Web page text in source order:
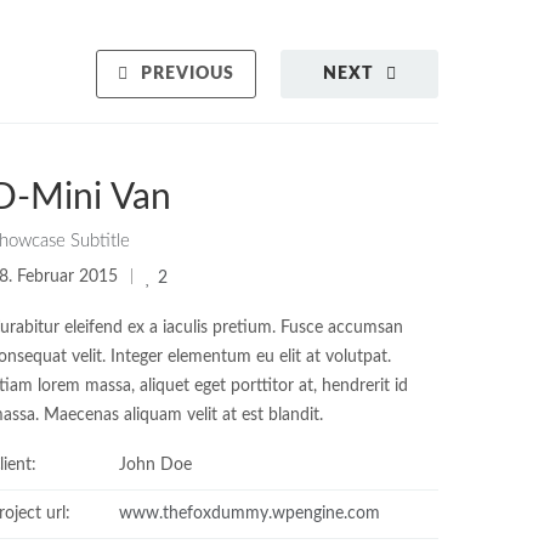
NEXT
PREVIOUS
Mini Van
Subtitle
Februar 2015 2
eleifend ex a iaculis pretium. Fusce accumsan
velit. Integer elementum eu elit at volutpat.
lorem massa, aliquet eget porttitor at, hendrerit id
Maecenas aliquam velit at est blandit.
John Doe
url: www.thefoxdummy.wpengine.com